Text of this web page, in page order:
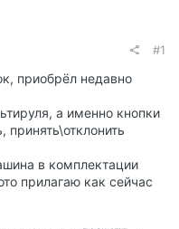
#1
приобрёл недавно
а именно кнопки
в комплектации
прилагаю как сейчас